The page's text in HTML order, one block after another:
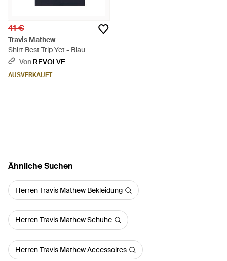
41 €
Travis Mathew
Shirt Best Trip Yet - Blau
Von REVOLVE
AUSVERKAUFT
Ähnliche Suchen
Herren Travis Mathew Bekleidung
Herren Travis Mathew Schuhe
Herren Travis Mathew Accessoires